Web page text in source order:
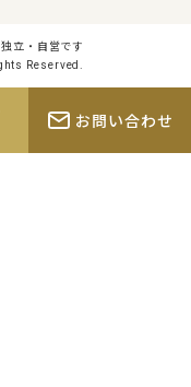
立・自営です
Reserved.
お問い合わせ